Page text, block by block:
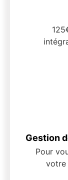
Gestion
Pour
votre